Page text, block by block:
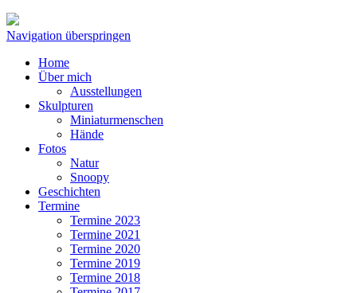
Navigation überspringen
Home
Über mich
Ausstellungen
Skulpturen
Miniaturmenschen
Hände
Fotos
Natur
Snoopy
Geschichten
Termine
Termine 2023
Termine 2021
Termine 2020
Termine 2019
Termine 2018